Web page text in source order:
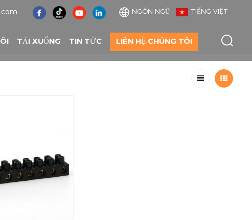
NGÔN NGỮ : TIẾNG VIỆT
TẢI XUỐNG TIN TỨC LIÊN HỆ CHÚNG TÔI